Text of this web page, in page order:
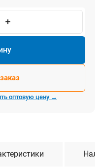
оптовую цену →